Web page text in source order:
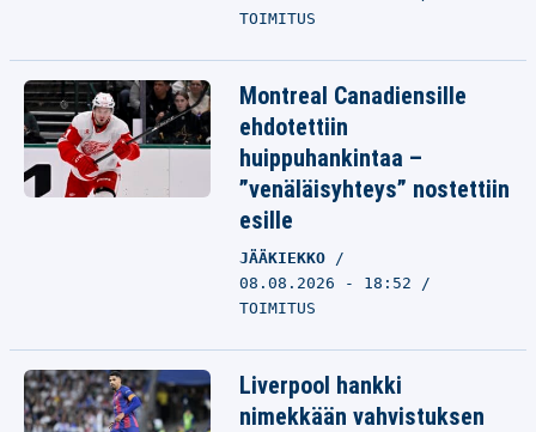
TOIMITUS
Montreal Canadiensille
ehdotettiin
huippuhankintaa –
”venäläisyhteys” nostettiin
esille
JÄÄKIEKKO
08.08.2026 - 18:52
TOIMITUS
Liverpool hankki
nimekkään vahvistuksen